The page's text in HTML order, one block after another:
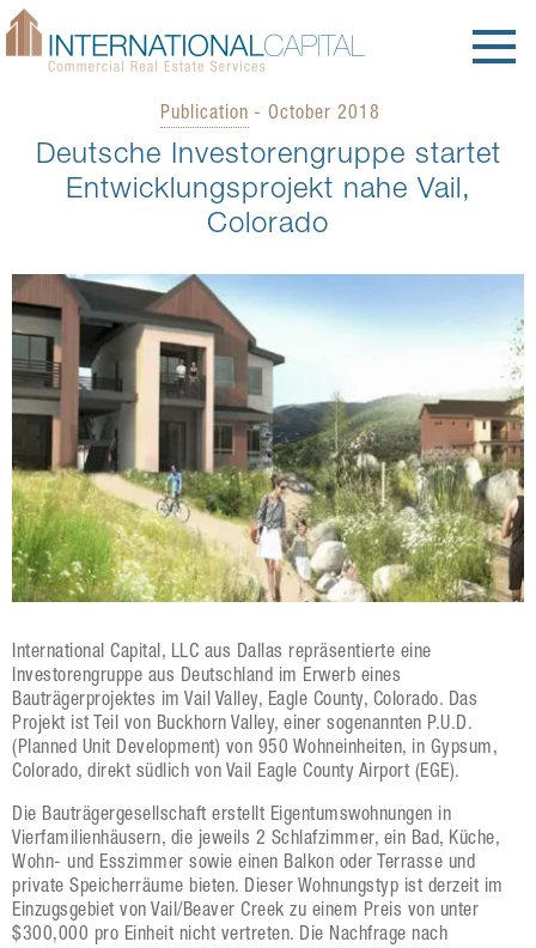
Publication - October 2018
Deutsche Investorengruppe startet
Entwicklungsprojekt nahe Vail,
Colorado
International Capital, LLC aus Dallas repräsentierte eine
Investorengruppe aus Deutschland im Erwerb eines
Bauträgerprojektes im Vail Valley, Eagle County, Colorado. Das
Projekt ist Teil von Buckhorn Valley, einer sogenannten P.U.D.
(Planned Unit Development) von 950 Wohneinheiten, in Gypsum,
Colorado, direkt südlich von Vail Eagle County Airport (EGE).
Die Bauträgergesellschaft erstellt Eigentumswohnungen in
Vierfamilienhäusern, die jeweils 2 Schlafzimmer, ein Bad, Küche,
Wohn- und Esszimmer sowie einen Balkon oder Terrasse und
private Speicherräume bieten. Dieser Wohnungstyp ist derzeit im
Einzugsgebiet von Vail/Beaver Creek zu einem Preis von unter
$300,000 pro Einheit nicht vertreten. Die Nachfrage nach